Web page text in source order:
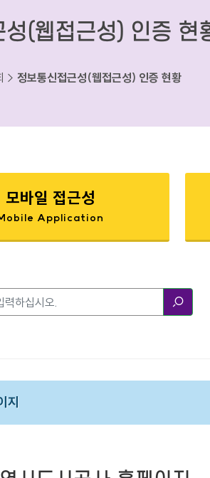
성(웹접근성) 인증 현
> 정보통신접근성(웹접근성) 인증 현황
모바일 접근성
Application
지